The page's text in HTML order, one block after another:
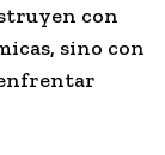
con
sino con
enfrentar